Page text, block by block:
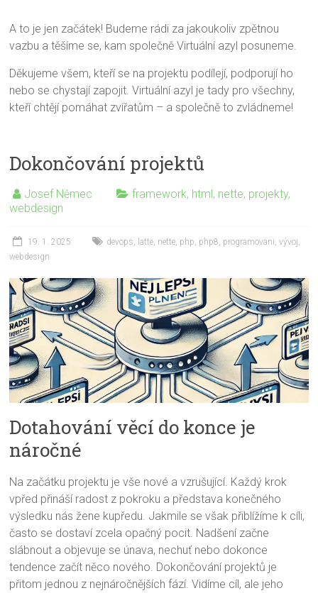
A to je jen začátek! Budeme rádi za jakoukoliv zpětnou
vazbu a těšíme se, kam společně Virtuální azyl posuneme.
Děkujeme všem, kteří se na projektu podílejí, podporují ho
nebo se chystají zapojit. Virtuální azyl je tady pro všechny,
kteří chtějí pomáhat zvířatům – a společně to zvládneme!
Dokončování projektů
Josef Němec framework, html , nette, projekty,
webdesign
19. 1. 2025 devops, latte, nette, php, php8, programovani,vývoj,
webdesign
Dotahování věcí do konce je
náročné
Na začátku projektu je vše nové a vzrušující. Každý krok
vpřed přináší radost z pokroku a představa konečného
výsledku nás žene kupředu. Jakmile se však přiblížíme k cíli,
často se dostaví zcela opačný pocit. Nadšení začne
slábnout a objevuje se únava, nechuť nebo dokonce
tendence začít něco nového. Dokončování projektů je
přitom jednou z nejnáročnějších fází. Vidíme cíl, ale jeho